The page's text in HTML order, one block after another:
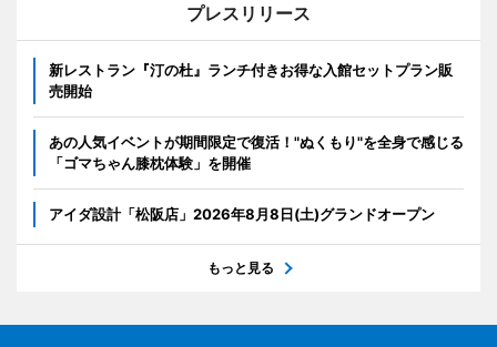
プレスリリース
新レストラン『汀の杜』ランチ付きお得な入館セットプラン販
売開始
あの人気イベントが期間限定で復活！"ぬくもり"を全身で感じる
「ゴマちゃん膝枕体験」を開催
アイダ設計「松阪店」2026年8月8日(土)グランドオープン
もっと見る